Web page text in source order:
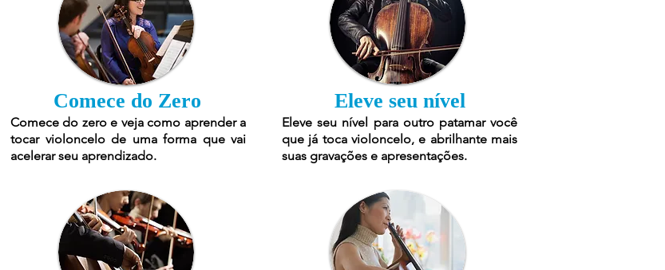
Comece do Zero
Comece do zero e veja como aprender a
tocar violoncelo de uma forma que vai
acelerar seu aprendizado.
Eleve seu nível
Eleve seu nível para outro patamar você
que já toca violoncelo, e abrilhante mais
suas gravações e apresentações.